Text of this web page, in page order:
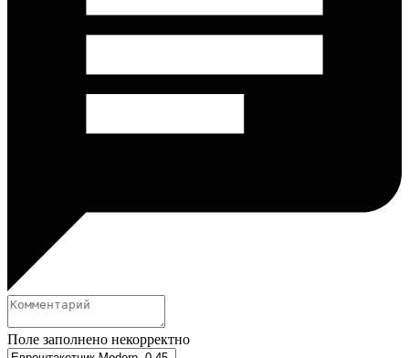
Поле заполнено некорректно